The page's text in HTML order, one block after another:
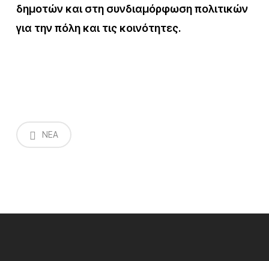
δημοτών και στη συνδιαμόρφωση πολιτικών
για την πόλη και τις κοινότητες.
NEA